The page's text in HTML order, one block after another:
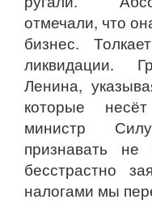
отмечали, что
бизнес.
ликвидации.
Ленина,
которые
министр
признавать
бесстрастно
налогами мы